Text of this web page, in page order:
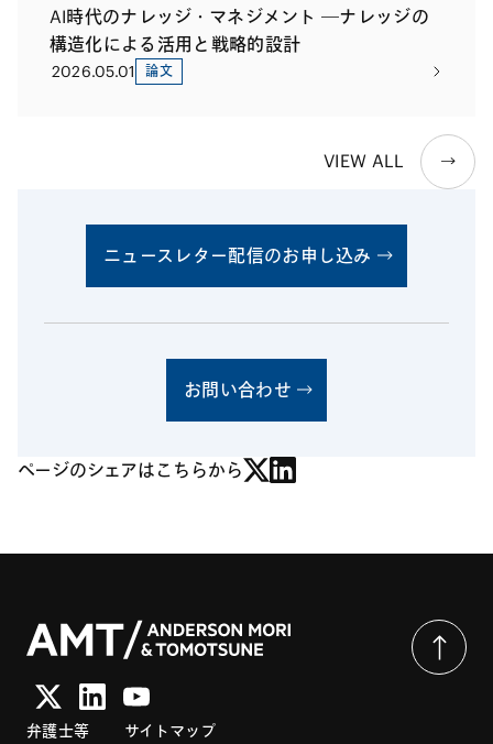
AI時代のナレッジ・マネジメント ―ナレッジの
構造化による活用と戦略的設計
2026.05.01 論文
VIEW ALL
ニュースレター配信のお申し込み
お問い合わせ
ページのシェアはこちらから
弁護士等 サイトマップ